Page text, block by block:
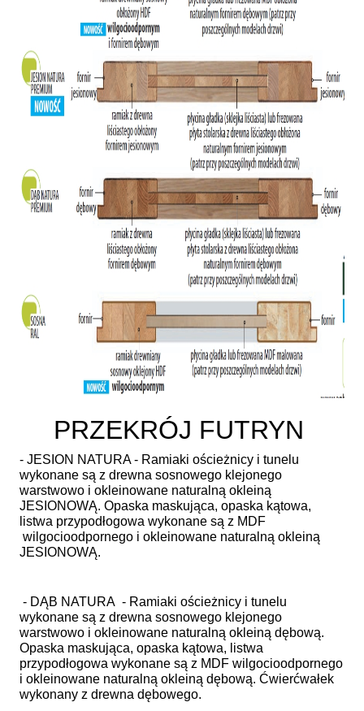
PRZEKRÓJ FUTRYN
- JESION NATURA - Ramiaki ościeżnicy i tunelu
wykonane są z drewna sosnowego klejonego
warstwowo i okleinowane naturalną okleiną
JESIONOWĄ. Opaska maskująca, opaska kątowa,
listwa przypodłogowa wykonane są z MDF
wilgocioodpornego i okleinowane naturalną okleiną
JESIONOWĄ.
- DĄB NATURA - Ramiaki ościeżnicy i tunelu
wykonane są z drewna sosnowego klejonego
warstwowo i okleinowane naturalną okleiną dębową.
Opaska maskująca, opaska kątowa, listwa
przypodłogowa wykonane są z MDF wilgocioodpornego
i okleinowane naturalną okleiną dębową. Ćwierćwałek
wykonany z drewna dębowego.